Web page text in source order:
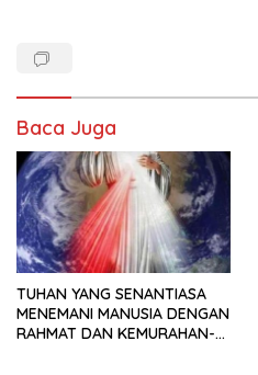
Baca Juga
TUHAN YANG SENANTIASA
MENEMANI MANUSIA DENGAN
RAHMAT DAN KEMURAHAN-